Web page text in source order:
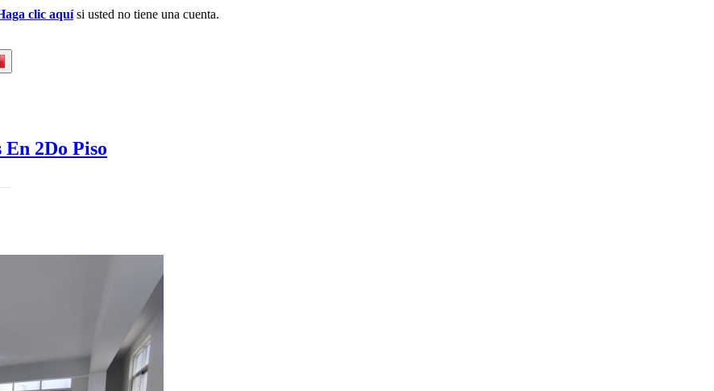
clic aquísi usted no tiene una cuenta.
2Do Piso